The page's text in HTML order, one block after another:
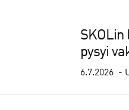
pysyi
6.7.2026